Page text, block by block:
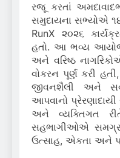
રજૂ કરતાં
સમુદાયના સભ્યોએ
RunX ૨૦૨૬
હતો. આ ભવ્ય
અને વરિષ્ઠ
વોકરન પૂર્ણ કરી
જીવનશૈલી અને
આપવાનો
અને વ્યક્તિગત
સહભાગીઓએ સમગ્ર
ઉત્સાહ, એકતા અને